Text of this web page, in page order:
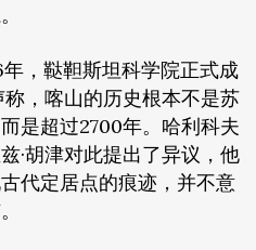
，鞑靼斯坦科学院正式成
称，喀山的历史根本不是苏
是超过2700年。哈利科夫
·胡津对此提出了异议，他
代定居点的痕迹，并不意